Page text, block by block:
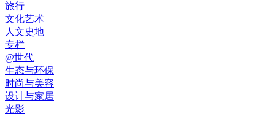
旅行
文化艺术
人文史地
专栏
@世代
生态与环保
时尚与美容
设计与家居
光影